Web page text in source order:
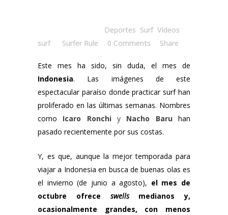
Deportes Surf Vídeos
surf
Surfer Rule 0 Comments Share
Este mes ha sido, sin duda, el mes de
Indonesia. Las imágenes de este
espectacular paraíso donde practicar surf han
proliferado en las últimas semanas. Nombres
como
Icaro Ronchiy Nacho Baru han
pasado recientemente por sus costas.
Y, es que, aunque la mejor temporada para
viajar a Indonesia en busca de buenas olas es
el invierno (de junio a agosto), el mes de
octubre ofrece swellsmedianos y,
ocasionalmente grandes, con menos